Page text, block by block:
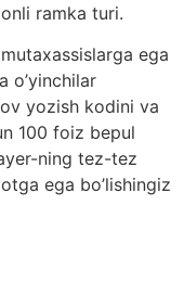
ramka turi.
ega
o’yinchilar
yozish kodini va
100 foiz bepul
ning tez-tez
ega bo’lishingiz